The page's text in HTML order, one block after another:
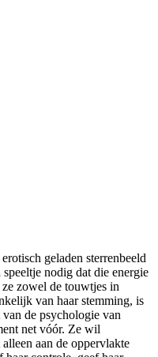
geladen sterrenbeeld
nodig dat die energie
zowel de touwtjes in
van haar stemming, is
de psychologie van
net vóór. Ze wil
aan de oppervlakte